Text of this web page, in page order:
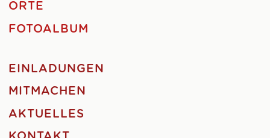
ORTE
FOTOALBUM
EINLADUNGEN
MITMACHEN
AKTUELLES